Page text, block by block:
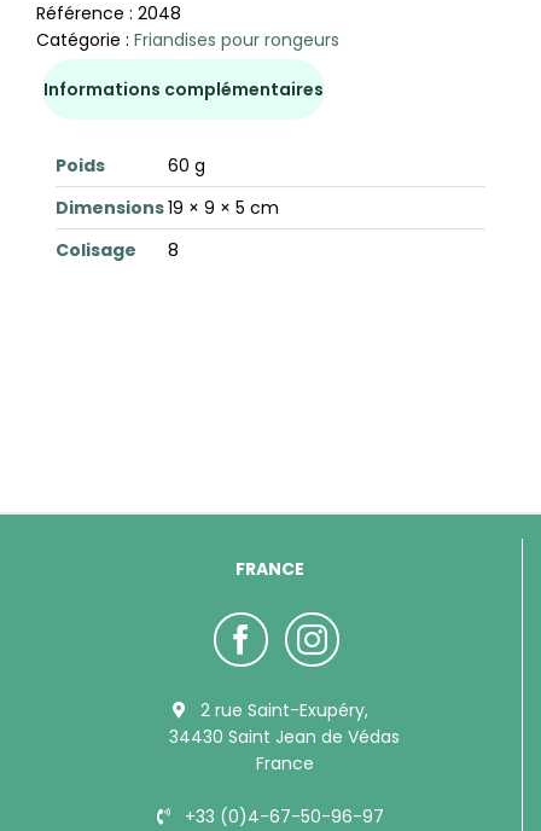
Référence : 2048
Catégorie : Friandises pour rongeurs
Informations complémentaires
Poids
60 g
Dimensions19 × 9 × 5 cm
Colisage
8
FRANCE
2 rue Saint-Exupéry,
34430 Saint Jean de Védas
France
+33 (0)4-67-50-96-97